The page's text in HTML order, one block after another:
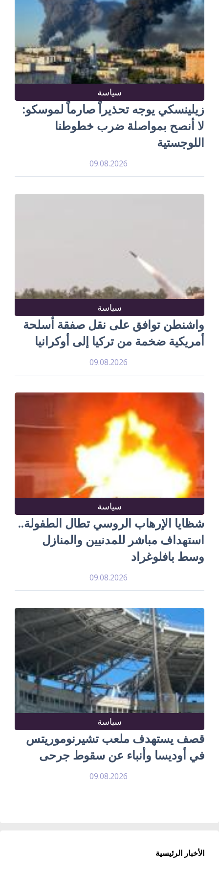
سياسة
زيلينسكي يوجه تحذيراً صارماً لموسكو:
لا أنصح بمواصلة ضرب خطوطنا
اللوجستية
09.08.2026
سياسة
واشنطن توافق على نقل صفقة أسلحة
أمريكية ضخمة من تركيا إلى أوكرانيا
09.08.2026
سياسة
شظايا الإرهاب الروسي تطال الطفولة..
استهداف مباشر للمدنيين والمنازل
وسط بافلوغراد
09.08.2026
سياسة
قصف يستهدف ملعب تشيرنوموريتس
في أوديسا وأنباء عن سقوط جرحى
09.08.2026
الأخبار الرئيسية